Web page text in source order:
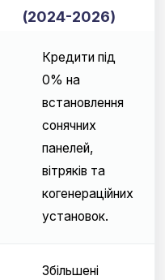
(2024-2026)
Кредити під
0% на
встановлення
сонячних
панелей,
вітряків та
когенераційних
установок.
Збільшені